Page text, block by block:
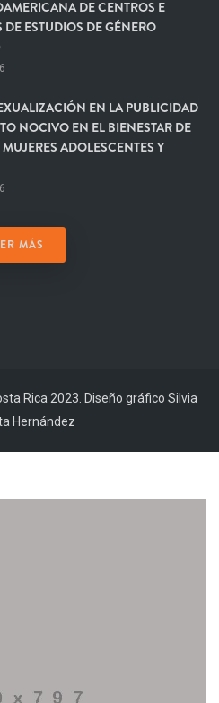
DE CENTROS E
DE ESTUDIOS DE GÉNERO
EN LA PUBLICIDAD
NOCIVO EN EL BIENESTAR DE
ADOLESCENTES Y
MÁS
Rica 2023. Diseño gráfico Silvia
Hernández